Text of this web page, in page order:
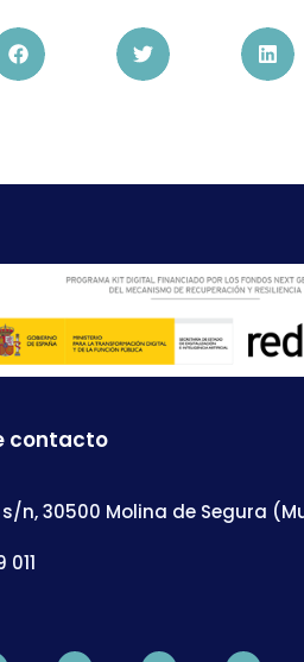
contacto
n, 30500 Molina de Segura